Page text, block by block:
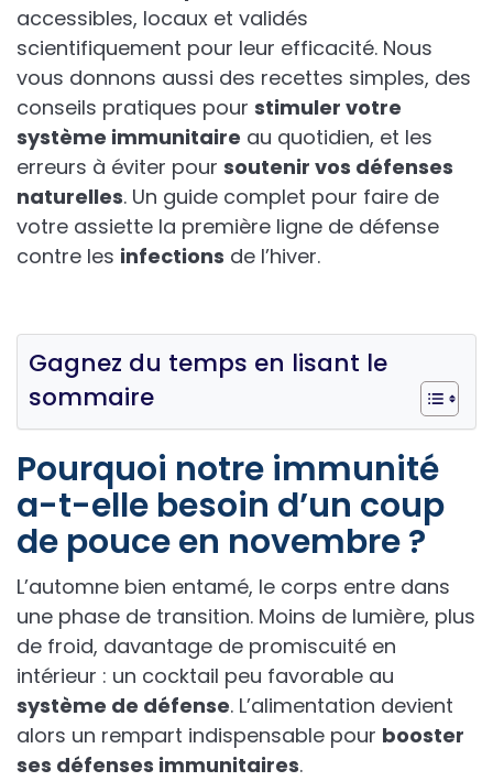
accessibles, locaux et validés
scientifiquement pour leur efficacité. Nous
vous donnons aussi des recettes simples, des
conseils pratiques pour stimuler votre
système immunitaire au quotidien, et les
erreurs à éviter pour soutenir vos défenses
naturelles. Un guide complet pour faire de
votre assiette la première ligne de défense
contre les infections de l’hiver.
Gagnez du temps en lisant le
sommaire
Pourquoi notre immunité
a-t-elle besoin d’un coup
de pouce en novembre ?
L’automne bien entamé, le corps entre dans
une phase de transition. Moins de lumière, plus
de froid, davantage de promiscuité en
intérieur : un cocktail peu favorable au
système de défense. L’alimentation devient
alors un rempart indispensable pour booster
ses défenses immunitaires.